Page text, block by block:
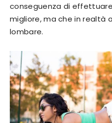
conseguenza di
migliore, ma che in realtà
lombare.